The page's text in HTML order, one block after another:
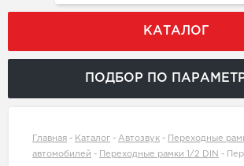
КАТАЛОГ
ПОДБОР ПО
Главная - Каталог - Автозвук -
Переходные
автомобилей - Переходные рамки 1/2 DIN -